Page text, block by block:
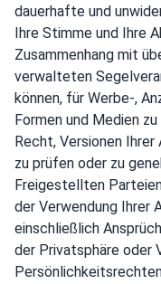
dauerhafte und
Ihre Stimme und Ihre
Zusammenhang mit
verwalteten
können, für Werbe-,
Formen und Medien
Recht, Versionen
zu prüfen oder zu
Freigestellten
der Verwendung Ihrer
einschließlich
der Privatsphäre oder